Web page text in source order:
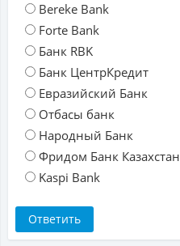
Bereke Bank
Forte Bank
Банк RBK
Банк ЦентрКредит
Евразийский Банк
Отбасы банк
Народный Банк
Фридом Банк Казахстан
Kaspi Bank